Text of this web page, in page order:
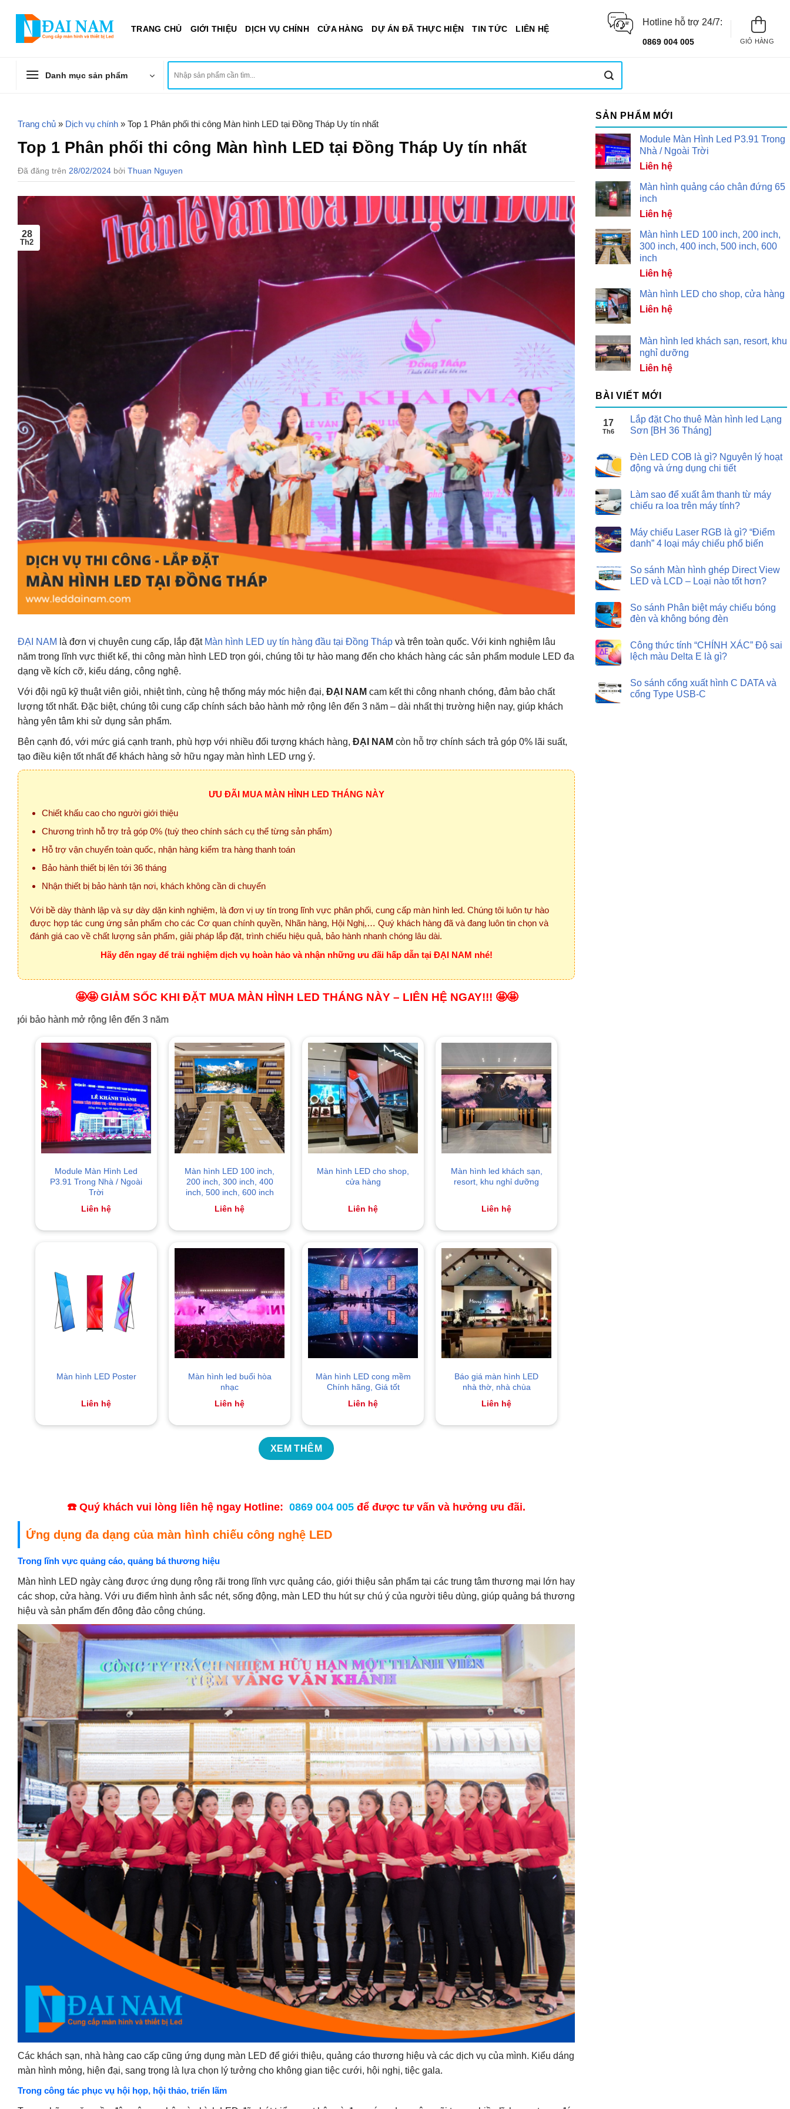
TRANG CHỦ GIỚI THIỆU DỊCH VỤ CHÍNH CỬA HÀNG DỰ ÁN ĐÃ THỰC HIỆN TIN TỨC LIÊN HỆ
Hotline hỗ trợ 24/7:
0869 004 005 GIỎ HÀNG
Danh mục sản phẩm
kiếm:
Trang chủ » Dịch vụ chính » Top 1 Phân phối thi công Màn hình LED tại Đồng Tháp Uy tín nhất
Top 1 Phân phối thi công Màn hình LED tại Đồng Tháp Uy tín nhất
Đã đăng trên 28/02/2024 bởi Thuan Nguyen
28
Th2
ĐẠI NAM là đơn vị chuyên cung cấp, lắp đặt Màn hình LED uy tín hàng đầu tại Đồng Tháp và trên toàn quốc. Với kinh nghiệm lâu
năm trong lĩnh vực thiết kế, thi công màn hình LED trọn gói, chúng tôi tự hào mang đến cho khách hàng các sản phẩm module LED đa
dạng về kích cỡ, kiểu dáng, công nghệ.
Với đội ngũ kỹ thuật viên giỏi, nhiệt tình, cùng hệ thống máy móc hiện đại, ĐẠI NAM cam kết thi công nhanh chóng, đảm bảo chất
lượng tốt nhất. Đặc biệt, chúng tôi cung cấp chính sách bảo hành mở rộng lên đến 3 năm – dài nhất thị trường hiện nay, giúp khách
hàng yên tâm khi sử dụng sản phẩm.
Bên cạnh đó, với mức giá cạnh tranh, phù hợp với nhiều đối tượng khách hàng, ĐẠI NAM còn hỗ trợ chính sách trả góp 0% lãi suất,
tạo điều kiện tốt nhất để khách hàng sở hữu ngay màn hình LED ưng ý.
ƯU ĐÃI MUA MÀN HÌNH LED THÁNG NÀY
Chiết khấu cao cho người giới thiệu
Chương trình hỗ trợ trả góp 0% (tuỳ theo chính sách cụ thể từng sản phẩm)
Hỗ trợ vận chuyển toàn quốc, nhận hàng kiểm tra hàng thanh toán
Bảo hành thiết bị lên tới 36 tháng
Nhận thiết bị bảo hành tận nơi, khách không cần di chuyển
Với bề dày thành lập và sự dày dặn kinh nghiệm, là đơn vị uy tín trong lĩnh vực phân phối, cung cấp màn hình led. Chúng tôi luôn tự hào
được hợp tác cung ứng sản phẩm cho các Cơ quan chính quyền, Nhãn hàng, Hội Nghị,… Quý khách hàng đã và đang luôn tin chọn và
đánh giá cao về chất lượng sản phẩm, giải pháp lắp đặt, trình chiếu hiệu quả, bảo hành nhanh chóng lâu dài.
Hãy đến ngay để trải nghiệm dịch vụ hoàn hảo và nhận những ưu đãi hấp dẫn tại ĐẠI NAM nhé!
🤩🤩 GIẢM SỐC KHI ĐẶT MUA MÀN HÌNH LED THÁNG NÀY – LIÊN HỆ NGAY!!! 🤩🤩
lên đến 3 năm
Module Màn Hình Led
P3.91 Trong Nhà / Ngoài
Trời
Liên hệ
Màn hình LED 100 inch,
200 inch, 300 inch, 400
inch, 500 inch, 600 inch
Liên hệ
Màn hình LED cho shop,
cửa hàng
Liên hệ
Màn hình led khách sạn,
resort, khu nghỉ dưỡng
Liên hệ
Màn hình LED Poster
Liên hệ
Màn hình led buổi hòa
nhạc
Liên hệ
Màn hình LED cong mềm
Chính hãng, Giá tốt
Liên hệ
Báo giá màn hình LED
nhà thờ, nhà chùa
Liên hệ
XEM THÊM
☎️ Quý khách vui lòng liên hệ ngay Hotline: 0869 004 005 để được tư vấn và hưởng ưu đãi.
Ứng dụng đa dạng của màn hình chiếu công nghệ LED
Trong lĩnh vực quảng cáo, quảng bá thương hiệu
Màn hình LED ngày càng được ứng dụng rộng rãi trong lĩnh vực quảng cáo, giới thiệu sản phẩm tại các trung tâm thương mại lớn hay
các shop, cửa hàng. Với ưu điểm hình ảnh sắc nét, sống động, màn LED thu hút sự chú ý của người tiêu dùng, giúp quảng bá thương
hiệu và sản phẩm đến đông đảo công chúng.
Các khách sạn, nhà hàng cao cấp cũng ứng dụng màn LED để giới thiệu, quảng cáo thương hiệu và các dịch vụ của mình. Kiểu dáng
màn hình mỏng, hiện đại, sang trọng là lựa chọn lý tưởng cho không gian tiệc cưới, hội nghị, tiệc gala.
Trong công tác phục vụ hội họp, hội thảo, triển lãm
SẢN PHẨM MỚI
Module Màn Hình Led P3.91 Trong
Nhà / Ngoài Trời
Liên hệ
Màn hình quảng cáo chân đứng 65
inch
Liên hệ
Màn hình LED 100 inch, 200 inch,
300 inch, 400 inch, 500 inch, 600
inch
Liên hệ
Màn hình LED cho shop, cửa hàng
Liên hệ
Màn hình led khách sạn, resort, khu
nghỉ dưỡng
Liên hệ
BÀI VIẾT MỚI
17
Th6
Lắp đặt Cho thuê Màn hình led Lạng
Sơn [BH 36 Tháng]
Đèn LED COB là gì? Nguyên lý hoạt
động và ứng dụng chi tiết
Làm sao để xuất âm thanh từ máy
chiếu ra loa trên máy tính?
Máy chiếu Laser RGB là gì? “Điểm
danh” 4 loại máy chiếu phổ biến
So sánh Màn hình ghép Direct View
LED và LCD – Loại nào tốt hơn?
So sánh Phân biệt máy chiếu bóng
đèn và không bóng đèn
Công thức tính “CHÍNH XÁC” Độ sai
lệch màu Delta E là gì?
So sánh cổng xuất hình C DATA và
cổng Type USB-C